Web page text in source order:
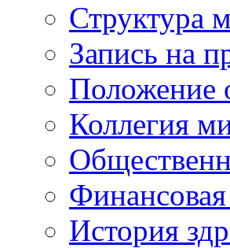
Структура
Запись на
Положение
Коллегия
История